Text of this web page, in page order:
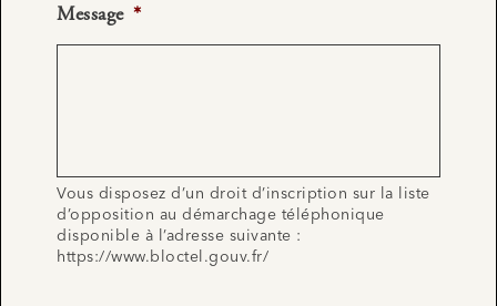
Message *
Vous disposez d’un droit d’inscription sur la liste
d’opposition au démarchage téléphonique
disponible à l’adresse suivante :
https://www.bloctel.gouv.fr/